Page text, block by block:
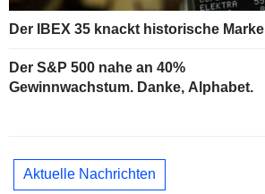
Der IBEX 35 knackt historische Marke
Der S&P 500 nahe an 40%
Gewinnwachstum. Danke, Alphabet.
Aktuelle Nachrichten